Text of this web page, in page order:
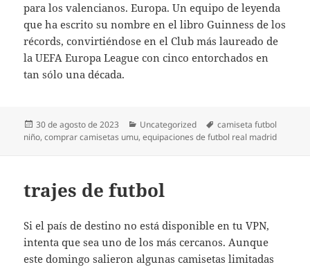
para los valencianos. Europa. Un equipo de leyenda
que ha escrito su nombre en el libro Guinness de los
récords, convirtiéndose en el Club más laureado de
la UEFA Europa League con cinco entorchados en
tan sólo una década.
Publicado
el
30 de agosto de 2023 Categorías
Uncategorized Etiquetas
camiseta futbol
niño,comprar camisetas umu,equipaciones de futbol real madrid
trajes de futbol
Si el país de destino no está disponible en tu VPN,
intenta que sea uno de los más cercanos. Aunque
este domingo salieron algunas camisetas limitadas